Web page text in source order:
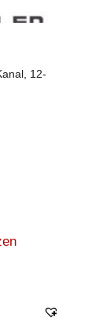
12-